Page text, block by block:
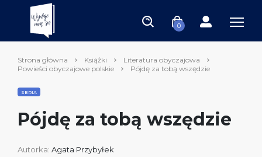
0
Strona główna Książki
Literatura obyczajowa
Powieści obyczajowe polskie
Pójdę za tobą wszędzie
SERIA
Pójdę za tobą wszędzie
Autorka: Agata Przybyłek